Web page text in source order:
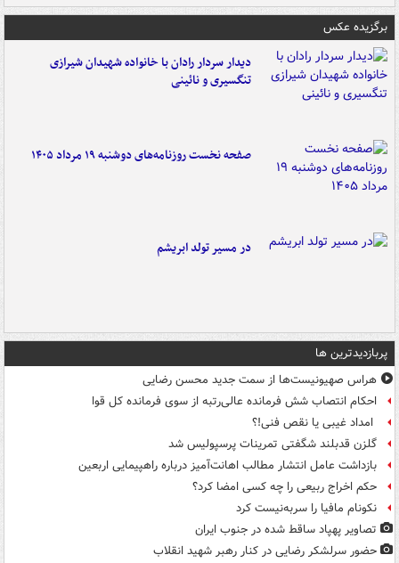
برگزیده عکس
دیدار سردار رادان با خانواده‌ شهیدان شیرازی
تنگسیری و نائینی
صفحه نخست روزنامه‌های دوشنبه ۱۹ مرداد ۱۴۰۵
در مسیر تولد ابریشم
پربازدیدترین ها
هراس صهیونیست‌ها از سمت جدید محسن رضایی
احکام انتصاب شش فرمانده عالی‌رتبه از سوی فرمانده کل قوا
امداد غیبی یا نقص فنی!؟
گلزن قدبلند شگفتی تمرینات پرسپولیس شد
بازداشت عامل انتشار مطالب اهانت‌آمیز درباره راهپیمایی اربعین
حکم اخراج ربیعی را چه کسی امضا کرد؟
نکونام مافیا را سربه‌نیست کرد
تصاویر پهپاد ساقط شده در جنوب ایران
حضور سرلشکر رضایی در کنار رهبر شهید انقلاب